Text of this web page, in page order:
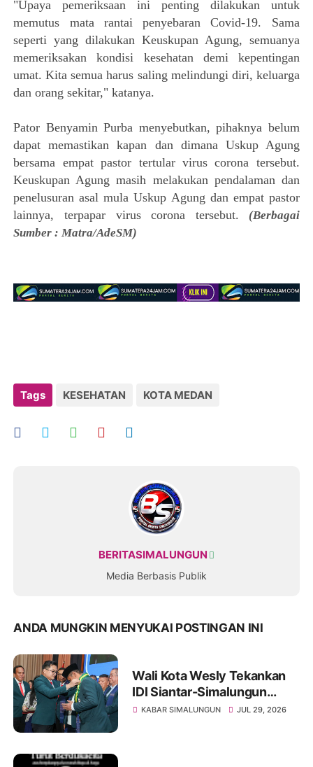
"Upaya pemeriksaan ini penting dilakukan untuk
memutus mata rantai penyebaran Covid-19. Sama
seperti yang dilakukan Keuskupan Agung, semuanya
memeriksakan kondisi kesehatan demi kepentingan
umat. Kita semua harus saling melindungi diri, keluarga
dan orang sekitar," katanya.
Pator Benyamin Purba menyebutkan, pihaknya belum
dapat memastikan kapan dan dimana Uskup Agung
bersama empat pastor tertular virus corona tersebut.
Keuskupan Agung masih melakukan pendalaman dan
penelusuran asal mula Uskup Agung dan empat pastor
lainnya, terpapar virus corona tersebut.
(Berbagai
Sumber : Matra/AdeSM)
Tags KESEHATAN KOTA MEDAN
BERITASIMALUNGUN
Media Berbasis Publik
ANDA MUNGKIN MENYUKAI POSTINGAN INI
Wali Kota Wesly Tekankan
IDI Siantar-Simalungun
Harus Menjadi Rumah
KABAR SIMALUNGUN JUL 29, 2026